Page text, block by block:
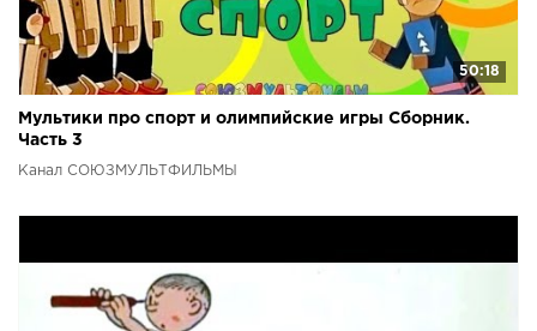
50:18
Мультики про спорт и олимпийские игры Сборник.
Часть 3
Канал СОЮЗМУЛЬТФИЛЬМЫ